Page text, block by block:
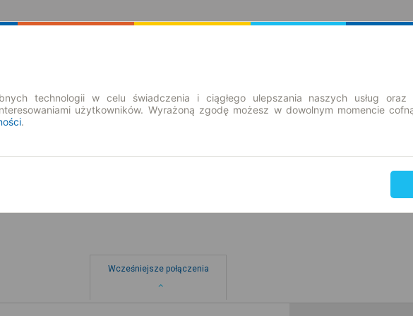
Wcześniejsze połączenia
technologii w celu świadczenia i ciągłego ulepszania naszych usług oraz
użytkowników. Wyrażoną zgodę możesz w dowolnym momencie
.